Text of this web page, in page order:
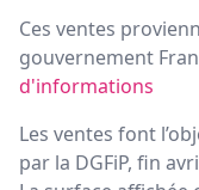
Ces ventes
gouvernement
d'informations
Les ventes font
par la DGFiP, fin